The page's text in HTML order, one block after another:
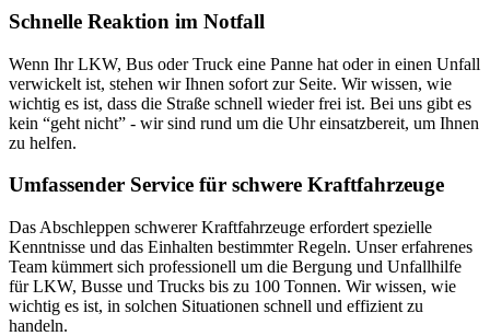
Schnelle Reaktion im Notfall
Wenn Ihr LKW, Bus oder Truck eine Panne hat oder in einen Unfall
verwickelt ist, stehen wir Ihnen sofort zur Seite. Wir wissen, wie
wichtig es ist, dass die Straße schnell wieder frei ist. Bei uns gibt es
kein “geht nicht” - wir sind rund um die Uhr einsatzbereit, um Ihnen
zu helfen.
Umfassender Service für schwere Kraftfahrzeuge
Das Abschleppen schwerer Kraftfahrzeuge erfordert spezielle
Kenntnisse und das Einhalten bestimmter Regeln. Unser erfahrenes
Team kümmert sich professionell um die Bergung und Unfallhilfe
für LKW, Busse und Trucks bis zu 100 Tonnen. Wir wissen, wie
wichtig es ist, in solchen Situationen schnell und effizient zu
handeln.